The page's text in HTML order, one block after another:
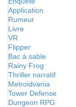
Application
Rumeur
Livre
VR
Flipper
Bac à sable
Rainy Frog
Thriller narratif
Metroidvania
Tower Defense
Dungeon RPG